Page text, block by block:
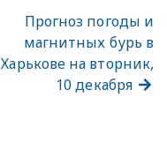
Прогноз погоды и
магнитных бурь в
Харькове на вторник,
10 декабря